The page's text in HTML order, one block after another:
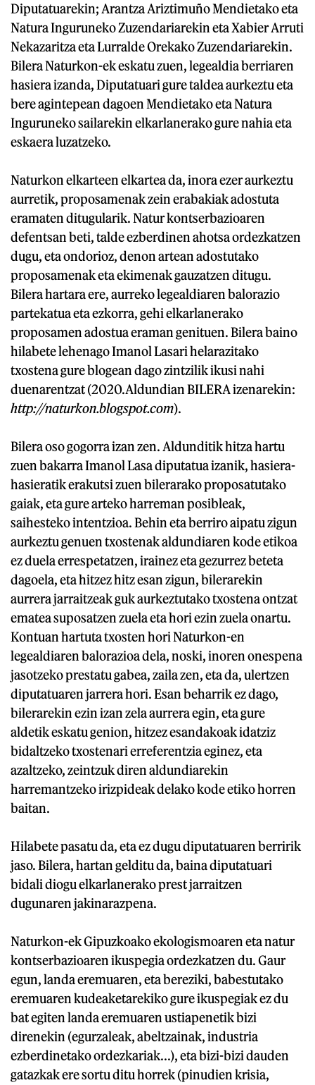
Diputatuarekin; Arantza Ariztimuño Mendietako eta
Natura Inguruneko Zuzendariarekin eta Xabier Arruti
Nekazaritza eta Lurralde Orekako Zuzendariarekin.
Bilera Naturkon-ek eskatu zuen, legealdia berriaren
hasiera izanda, Diputatuari gure taldea aurkeztu eta
bere agintepean dagoen Mendietako eta Natura
Inguruneko sailarekin elkarlanerako gure nahia eta
eskaera luzatzeko.
Naturkon elkarteen elkartea da, inora ezer aurkeztu
aurretik, proposamenak zein erabakiak adostuta
eramaten ditugularik. Natur kontserbazioaren
defentsan beti, talde ezberdinen ahotsa ordezkatzen
dugu, eta ondorioz, denon artean adostutako
proposamenak eta ekimenak gauzatzen ditugu.
Bilera hartara ere, aurreko legealdiaren balorazio
partekatua eta ezkorra, gehi elkarlanerako
proposamen adostua eraman genituen. Bilera baino
hilabete lehenago Imanol Lasari helarazitako
txostena gure blogean dago zintzilik ikusi nahi
duenarentzat (2020.Aldundian BILERA izenarekin:
http://naturkon.blogspot.com).
Bilera oso gogorra izan zen. Aldunditik hitza hartu
zuen bakarra Imanol Lasa diputatua izanik, hasiera-
hasieratik erakutsi zuen bilerarako proposatutako
gaiak, eta gure arteko harreman posibleak,
saihesteko intentzioa. Behin eta berriro aipatu zigun
aurkeztu genuen txostenak aldundiaren kode etikoa
ez duela errespetatzen, irainez eta gezurrez beteta
dagoela, eta hitzez hitz esan zigun, bilerarekin
aurrera jarraitzeak guk aurkeztutako txostena ontzat
ematea suposatzen zuela eta hori ezin zuela onartu.
Kontuan hartuta txosten hori Naturkon-en
legealdiaren balorazioa dela, noski, inoren onespena
jasotzeko prestatu gabea, zaila zen, eta da, ulertzen
diputatuaren jarrera hori. Esan beharrik ez dago,
bilerarekin ezin izan zela aurrera egin, eta gure
aldetik eskatu genion, hitzez esandakoak idatziz
bidaltzeko txostenari erreferentzia eginez, eta
azaltzeko, zeintzuk diren aldundiarekin
harremantzeko irizpideak delako kode etiko horren
baitan.
Hilabete pasatu da, eta ez dugu diputatuaren berririk
jaso. Bilera, hartan gelditu da, baina diputatuari
bidali diogu elkarlanerako prest jarraitzen
dugunaren jakinarazpena.
Naturkon-ek Gipuzkoako ekologismoaren eta natur
kontserbazioaren ikuspegia ordezkatzen du. Gaur
egun, landa eremuaren, eta bereziki, babestutako
eremuaren kudeaketarekiko gure ikuspegiak ez du
bat egiten landa eremuaren ustiapenetik bizi
direnekin (egurzaleak, abeltzainak, industria
ezberdinetako ordezkariak...), eta bizi-bizi dauden
gatazkak ere sortu ditu horrek (pinudien krisia,